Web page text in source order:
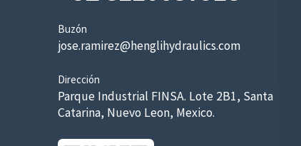
Buzón
jose.ramirez@henglihydraulics.com
Dirección
Parque Industrial FINSA. Lote 2B1, Santa
Catarina, Nuevo Leon, Mexico.